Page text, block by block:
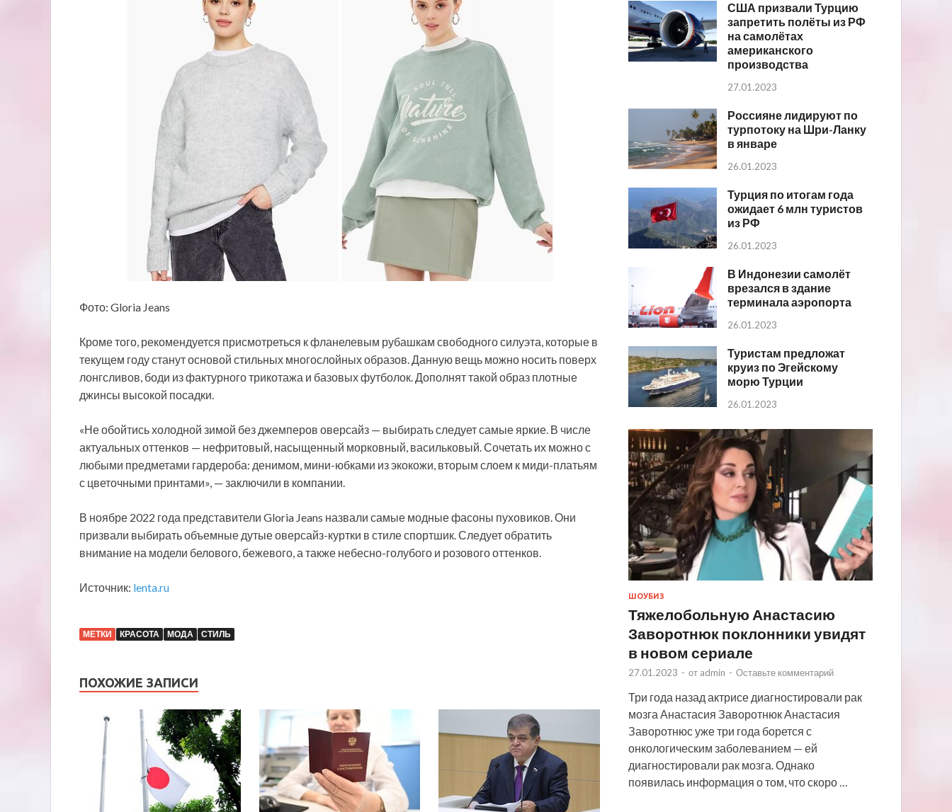
Фото: Gloria Jeans
Кроме того, рекомендуется присмотреться к фланелевым рубашкам свободного силуэта, которые в
текущем году станут основой стильных многослойных образов. Данную вещь можно носить поверх
лонгсливов, боди из фактурного трикотажа и базовых футболок. Дополнят такой образ плотные
джинсы высокой посадки.
«Не обойтись холодной зимой без джемперов оверсайз — выбирать следует самые яркие. В числе
актуальных оттенков — нефритовый, насыщенный морковный, васильковый. Сочетать их можно с
любыми предметами гардероба: денимом, мини-юбками из экокожи, вторым слоем к миди-платьям
с цветочными принтами», — заключили в компании.
В ноябре 2022 года представители Gloria Jeans назвали самые модные фасоны пуховиков. Они
призвали выбирать объемные дутые оверсайз-куртки в стиле спортшик. Следует обратить
внимание на модели белового, бежевого, а также небесно-голубого и розового оттенков.
Источник: lenta.ru
МЕТКИ КРАСОТА МОДА СТИЛЬ
ПОХОЖИЕ ЗАПИСИ
США призвали Турцию
запретить полёты из РФ
на самолётах
американского
производства
27.01.2023
Россияне лидируют по
турпотоку на Шри-Ланку
в январе
26.01.2023
Турция по итогам года
ожидает 6 млн туристов
из РФ
26.01.2023
В Индонезии самолёт
врезался в здание
терминала аэропорта
26.01.2023
Туристам предложат
круиз по Эгейскому
морю Турции
26.01.2023
ШОУБИЗ
Тяжелобольную Анастасию
Заворотнюк поклонники увидят
в новом сериале
27.01.2023 - от admin - Оставьте комментарий
Три года назад актрисе диагностировали рак
мозга Анастасия Заворотнюк Анастасия
Заворотнюс уже три года борется с
онкологическим заболеванием — ей
диагностировали рак мозга. Однако
появилась информация о том, что скоро …